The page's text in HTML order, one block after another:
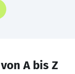
A bis Z